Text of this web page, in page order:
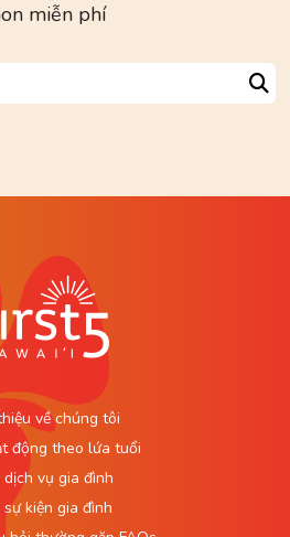
miễn phí
về chúng tôi
động theo lứa tuổi
dịch vụ gia đình
sự kiện gia đình